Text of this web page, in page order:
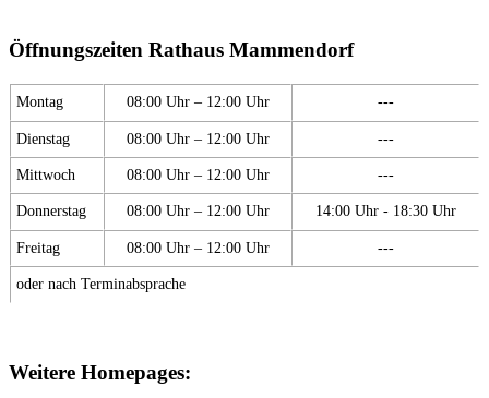
Öffnungszeiten Rathaus Mammendorf
Montag 08:00 Uhr – 12:00 Uhr ---
Dienstag 08:00 Uhr – 12:00 Uhr ---
Mittwoch 08:00 Uhr – 12:00 Uhr ---
Donnerstag 08:00 Uhr – 12:00 Uhr 14:00 Uhr - 18:30 Uhr
Freitag 08:00 Uhr – 12:00 Uhr ---
oder nach Terminabsprache
Weitere Homepages: